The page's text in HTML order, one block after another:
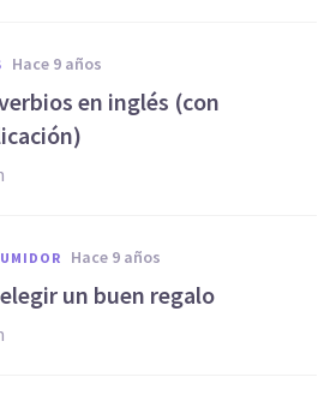
hace 9 años
en inglés (con
hace 9 años
un buen regalo